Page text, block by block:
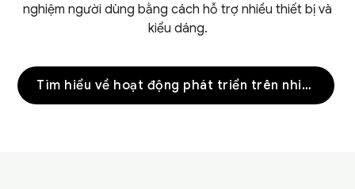
nghiệm người dùng bằng cách hỗ trợ nhiều thiết bị và
kiểu dáng.
Tìm hiểu về hoạt động phát triển trên nhiều thiết bị